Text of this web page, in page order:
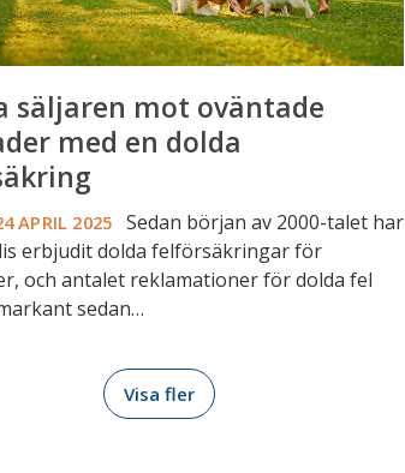
säljaren mot oväntade
med en dolda
APRIL 2025 Sedan början av 2000-talet har
erbjudit dolda felförsäkringar för
och antalet reklamationer för dolda fel
sedan…
Visa fler